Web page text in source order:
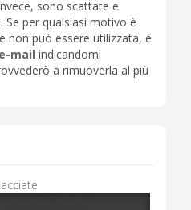
sono scattate e
per qualsiasi motivo è
non può essere utilizzata, è
e-mail indicandomi
a rimuoverla al più